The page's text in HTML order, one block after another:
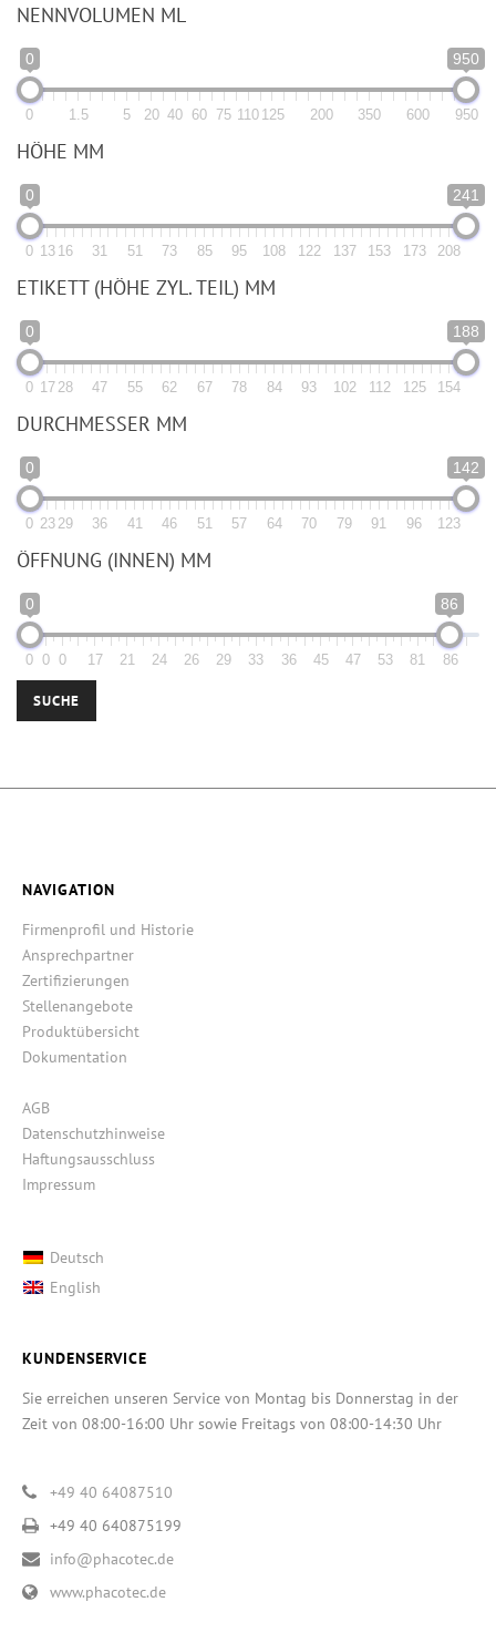
NENNVOLUMEN ML
0 950
0 1.5 5 20 40 60 75 110 125 200 350 600 950
HÖHE MM
0 241
0 13 16 31 51 73 85 95 108 122 137 153 173 208
ETIKETT (HÖHE ZYL. TEIL) MM
0 188
0 17 28 47 55 62 67 78 84 93 102 112 125 154
DURCHMESSER MM
0 142
0 23 29 36 41 46 51 57 64 70 79 91 96 123
ÖFFNUNG (INNEN) MM
0 86
0 0 0 17 21 24 26 29 33 36 45 47 53 81 86
SUCHE
NAVIGATION
Firmenprofil und Historie
Ansprechpartner
Zertifizierungen
Stellenangebote
Produktübersicht
Dokumentation
AGB
Datenschutzhinweise
Haftungsausschluss
Impressum
Deutsch
English
KUNDENSERVICE
Sie erreichen unseren Service von Montag bis Donnerstag in der
Zeit von 08:00-16:00 Uhr sowie Freitags von 08:00-14:30 Uhr
+49 40 64087510
+49 40 640875199
info@phacotec.de
www.phacotec.de